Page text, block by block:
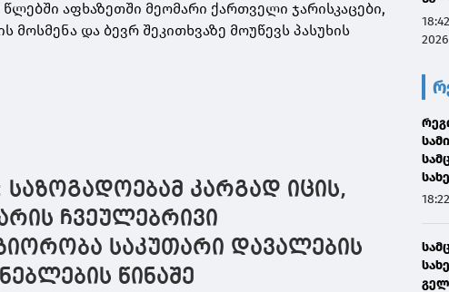
აფხაზეთში მეომარი ქართველი ჯარისკაცები,
მოსმენა და ბევრ შეკითხვაზე მოუწევს პასუხის
კარგად იცის,
ჩვეულებრივი
საკუთარი დავალების
წინაშე
2026